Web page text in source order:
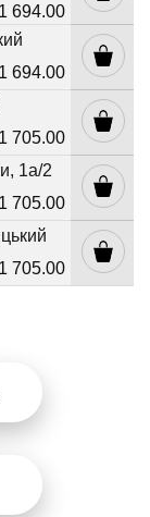
1 694.00
1 694.00
1 705.00
1а/2
1 705.00
1 705.00